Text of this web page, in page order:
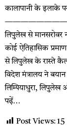
कालापानी के इलाके
—————————– ये
लिपुलेख से मानसरोवर
कोई ऐतिहासिक
से लिपुलेख के रास्ते
विदेश मंत्रालय ने
लिम्पियाधुरा, लिपुलेख
पढ़ें…
Post Views: 15